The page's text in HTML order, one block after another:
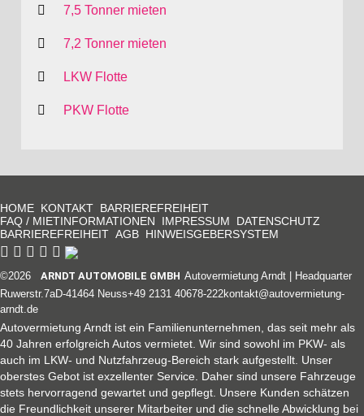
7,5 Tonner mieten
7,2 Tonner mieten
LKW Flotte
PKW Flotte
HOME KONTAKT BARRIEREFREIHEIT
FAQ / MIETINFORMATIONEN
IMPRESSUM
DATENSCHUTZ
BARRIEREFREIHEIT AGB HINWEISGEBERSYSTEM
©2026 ARNDT AUTOMOBILE GMBH Autovermietung Arndt | Headquarter
Ruwerstr.7aD-41464 Neuss+49 2131 40678-222kontakt@autovermietung-
arndt.de
Autovermietung Arndt ist ein Familienunternehmen, das seit mehr als
40 Jahren erfolgreich Autos vermietet. Wir sind sowohl im PKW- als
auch im LKW- und Nutzfahrzeug-Bereich stark aufgestellt. Unser
oberstes Gebot ist exzellenter Service. Daher sind unsere Fahrzeuge
stets hervorragend gewartet und gepflegt. Unsere Kunden schätzen
die Freundlichkeit unserer Mitarbeiter und die schnelle Abwicklung bei